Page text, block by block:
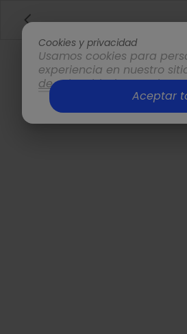
Cookies y privacidad
Usamos cookies para
experiencia en nuestro
de privacidadpara
Aceptar